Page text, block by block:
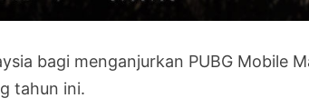
bagi menganjurkan PUBG Mobile
tahun ini.